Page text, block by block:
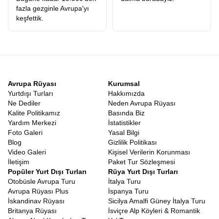
rotamızın en güzel yanı, Türk vatandaşları için büyük kolaylık
sağlayanVizesiz Balkan Turu
kapsamasıdır. Makedonya, Arnavutluk, Karadağ, Bosna Hersek
ve Sırbistan gibi ülkeler, Türk pasaportuna vize uygulamayan dost
rotamız vizesiz seyahatin konforunu sunar.
Erken Rezervasyon Balkan Turu Fiyatları
Seyahat sektöründeki en büyük sorunlardan biri, ilk bakışta
görünen fiyat ile turun sonunda harcanan toplam tutar arasındaki
uçurumdur. Biz,
Balkan Turu Fiyatlarıkonusunda şeffaflığı ilke
edindik. Web sitemizde gördüğünüz rakam, turun ana iskeletini
oluşturur ve gizli maliyet sürprizleriyle karşılaşmazsınız. Tüm
ekstra turların fiyata dahil olması, diğer firmaların ekstra adı
altında topladığı yüzlerce Euro’nun cebinizde kalması demektir.
Fiyat-performans analizi yapıldığında, sunduğumuz hizmetin
kalitesi ve kapsamı, ödediğiniz her kuruşun karşılığını fazlasıyla
verdiğimizi gösterecektir.
Erken rezervasyon Balkan turu
avantajlarını fırsata çevirebilirsiniz.
Adımızdaki rüya kelimesi tesadüf değildir. Katılımcılarımız için
hazırladığımız
Balkan Rüyası Tur konsepti, sadece turistik
fazla gezginle Avrupa'yı
keşfettik.
Avrupa Rüyası
Yurtdışı Turları
Ne Dediler
Kalite Politikamız
Yardım Merkezi
Foto Galeri
Blog
Video Galeri
İletişim
Kurumsal
Hakkımızda
Neden Avrupa Rüyası
Basında Biz
İstatistikler
Yasal Bilgi
Gizlilik Politikası
Kişisel Verilerin Korunması
Paket Tur Sözleşmesi
Popüler Yurt Dışı Turları
Otobüsle Avrupa Turu
Avrupa Rüyası Plus
İskandinav Rüyası
Britanya Rüyası
Rüya Yurt Dışı Turları
İtalya Turu
İspanya Turu
Sicilya Amalfi Güney İtalya Turu
İsviçre Alp Köyleri & Romantik